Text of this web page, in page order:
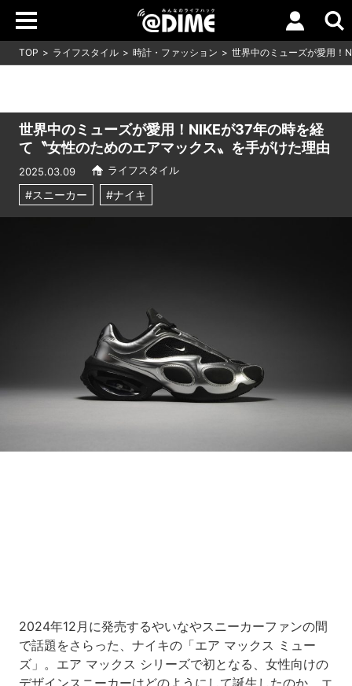
TOP ライフスタイル 時計・ファッション 世界中のミューズが愛用！
世界中のミューズが愛用！NIKEが37年の時を経
て〝女性のためのエアマックス〟を手がけた理由
2025.03.09 ライフスタイル
#スニーカー #ナイキ
2024年12月に発売するやいなやスニーカーファンの間
で話題をさらった、ナイキの「エア マックス ミュー
ズ」。エア マックス シリーズで初となる、女性向けの